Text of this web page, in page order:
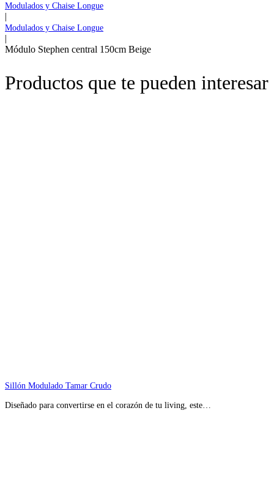
Modulados y Chaise Longue
|
Modulados y Chaise Longue
|
Módulo Stephen central 150cm Beige
Productos que te pueden interesar
Sillón Modulado Tamar Crudo
Diseñado para convertirse en el corazón de tu living, este…